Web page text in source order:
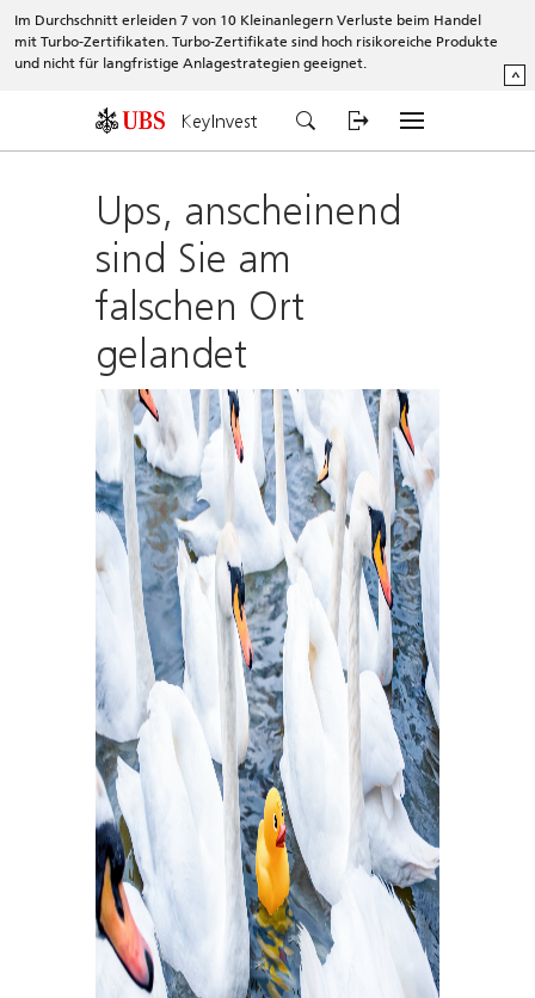
Im Durchschnitt erleiden 7 von 10 Kleinanlegern Verluste beim Handel
mit Turbo-Zertifikaten. Turbo-Zertifikate sind hoch risikoreiche Produkte
und nicht für langfristige Anlagestrategien geeignet.
^
KeyInvest
Ups, anscheinend
sind Sie am
falschen Ort
gelandet